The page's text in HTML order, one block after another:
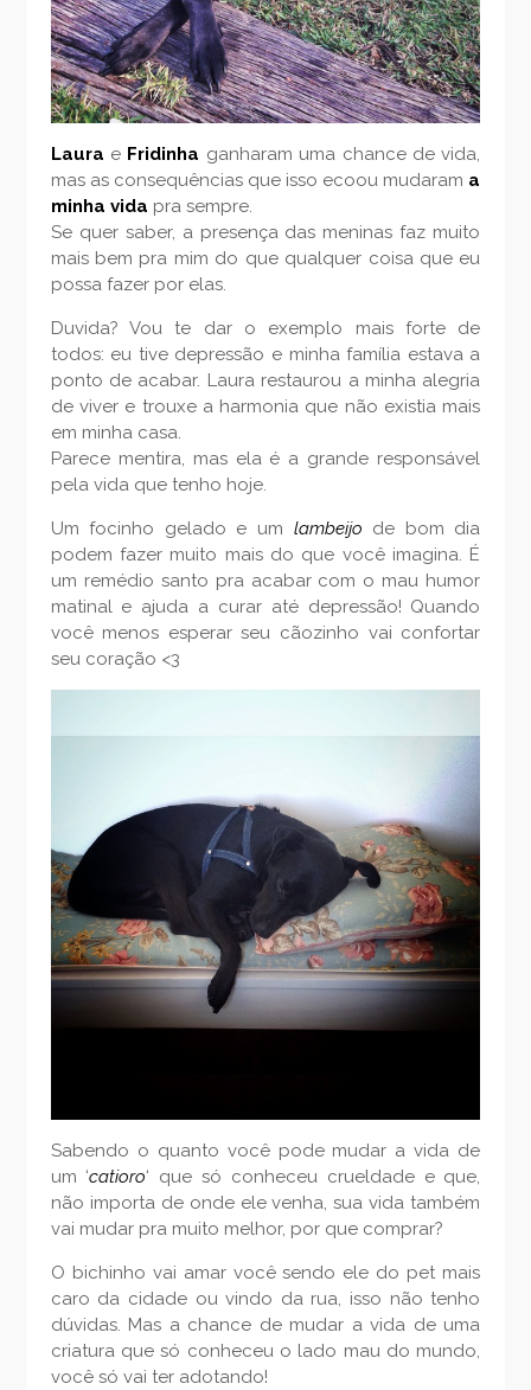
Laura e Fridinha ganharam uma chance de vida,
mas as consequências que isso ecoou mudaram a
minha vida pra sempre.
Se quer saber, a presença das meninas faz muito
mais bem pra mim do que qualquer coisa que eu
possa fazer por elas.
Duvida? Vou te dar o exemplo mais forte de
todos: eu tive depressão e minha família estava a
ponto de acabar. Laura restaurou a minha alegria
de viver e trouxe a harmonia que não existia mais
em minha casa.
Parece mentira, mas ela é a grande responsável
pela vida que tenho hoje.
Um focinho gelado e um lambeijo de bom dia
podem fazer muito mais do que você imagina. É
um remédio santo pra acabar com o mau humor
matinal e ajuda a curar até depressão! Quando
você menos esperar seu cãozinho vai confortar
seu coração <3
Sabendo o quanto você pode mudar a vida de
um ‘catioro‘ que só conheceu crueldade e que,
não importa de onde ele venha, sua vida também
vai mudar pra muito melhor, por que comprar?
O bichinho vai amar você sendo ele do pet mais
caro da cidade ou vindo da rua, isso não tenho
dúvidas. Mas a chance de mudar a vida de uma
criatura que só conheceu o lado mau do mundo,
você só vai ter adotando!